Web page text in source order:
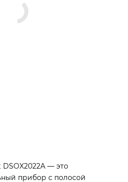
— это
прибор с полосой